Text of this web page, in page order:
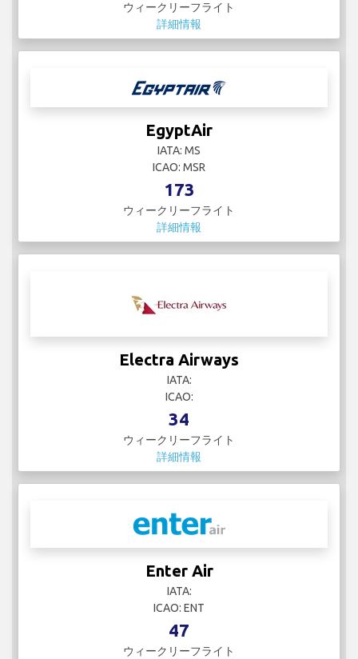
ウィークリーフライト
詳細情報
EgyptAir
IATA: MS
ICAO: MSR
173
ウィークリーフライト
詳細情報
Electra Airways
IATA:
ICAO:
34
ウィークリーフライト
詳細情報
Enter Air
IATA:
ICAO: ENT
47
ウィークリーフライト